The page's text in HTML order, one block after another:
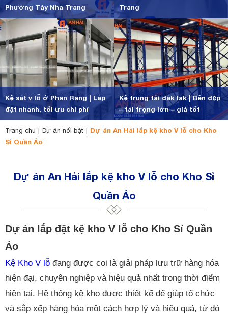
Phường Tây Nha Trang
Trang
Kệ sắt v lỗ ở Phan Rang | Lắp
đặt nhanh, tối ưu chi phí
Kệ trung tải đắk lắk | Bền đẹp
– tải trọng lớn – giá tốt
Trang chủ Dự án nổi bật
Dự án An Hải lắp kệ kho V lỗ cho Kho
Sỉ Quần Áo
Dự án An Hải lắp kệ kho V lỗ cho Kho Sỉ
Quần Áo
Dự án lắp đặt kệ kho V lỗ cho Kho Sỉ Quần
Áo
Kệ Kho V lỗ đang được coi là giải pháp lưu trữ hàng hóa
hiện đại, chuyên nghiệp và hiệu quả nhất trong thời điểm
hiện tại. Hệ thống kệ kho được thiết kế để giúp tổ chức
và sắp xếp hàng hóa một cách hợp lý và hiệu quả, từ đó